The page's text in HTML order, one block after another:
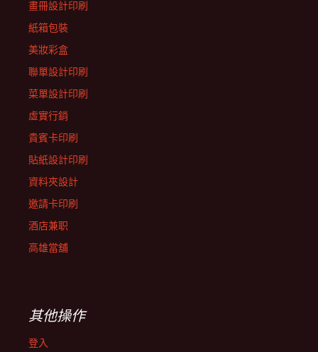
畫冊設計印刷
紙箱包裝
美妝彩盒
聯單設計印刷
菜單設計印刷
虛實行銷
貴賓卡印刷
貼紙設計印刷
資料夾設計
邀請卡印刷
酒店兼职
高雄當舖
其他操作
登入